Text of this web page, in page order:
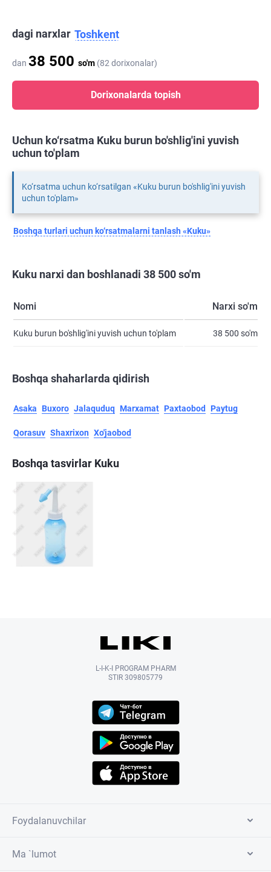
dagi narxlar Toshkent
dan 38 500 so'm (82 dorixonalar)
Dorixonalarda topish
Uchun ko‘rsatma Kuku burun bo'shlig'ini yuvish
uchun to'plam
Ko‘rsatma uchun ko‘rsatilgan «Kuku burun bo'shlig'ini yuvish
uchun to'plam»
Boshqa turlari uchun ko‘rsatmalarni tanlash «Kuku»
Kuku narxi dan boshlanadi 38 500 so'm
Nomi Narxi so'm
Kuku burun bo'shlig'ini yuvish uchun to'plam 38 500 so'm
Boshqa shaharlarda qidirish
Asaka Buxoro Jalaquduq Marxamat Paxtaobod Paytug
Qorasuv Shaxrixon Xo'jaobod
Boshqa tasvirlar Kuku
L-I-K-I PROGRAM PHARM
STIR 309805779
Foydalanuvchilar
Ma `lumot